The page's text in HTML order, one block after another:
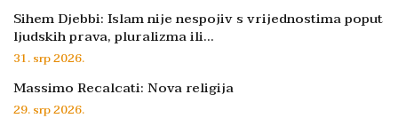
Sihem Djebbi: Islam nije nespojiv s vrijednostima poput
ljudskih prava, pluralizma ili…
31. srp 2026.
Massimo Recalcati: Nova religija
29. srp 2026.